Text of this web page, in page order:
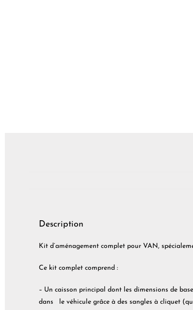
Description
Kit d’aménagement complet pour VAN,
Ce kit complet comprend :
– Un caisson principal dont les dimensions de
dans le véhicule grâce à des sangles à cliquet